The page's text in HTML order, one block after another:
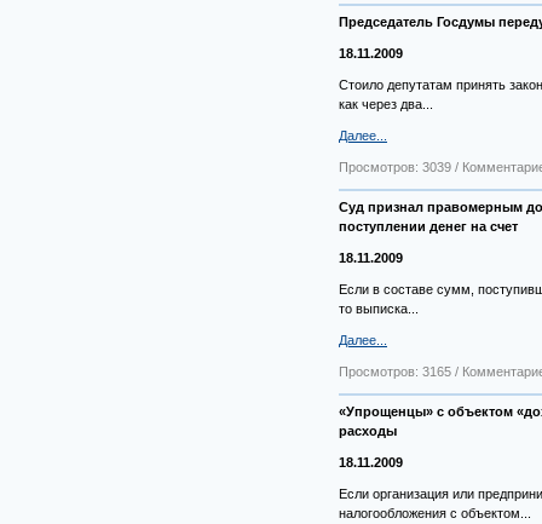
Председатель Госдумы
18.11.2009
Стоило депутатам принять
как через два...
Далее...
Просмотров: 3039 /
Суд признал правомерным
поступлении денег на счет
18.11.2009
Если в составе сумм,
то выписка...
Далее...
Просмотров: 3165 /
«Упрощенцы» с объектом
расходы
18.11.2009
Если организация или
налогообложения с объектом...